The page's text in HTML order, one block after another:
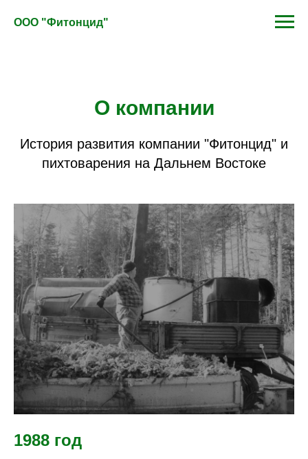
ООО "Фитонцид"
О компании
История развития компании "Фитонцид" и
пихтоварения на Дальнем Востоке
1988 год